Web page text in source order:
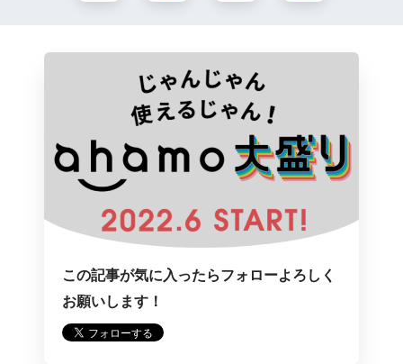
この記事が気に入ったらフォローよろしく
お願いします！